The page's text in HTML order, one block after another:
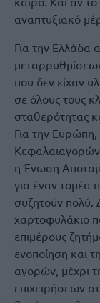
αναπτυξιακό
Για την Ελλάδα
που δεν είχαν
σε όλους τους
σταθερότητας
Για την Ευρώπη,
η Ένωση
για έναν τομέα
συζητούν πολύ.
χαρτοφυλάκιο
επιμέρους
ενοποίηση και
αγορών, μέχρι
επιχειρήσεων